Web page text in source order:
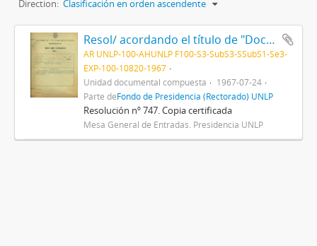
Direction: Clasificación en orden ascendente
Resol/ acordando el título de "Doctor Honoris Causa" al Dr. Albert Sabin, y disponiendo que el acto de entrega del mismo se efectúe el día 28 del actual, en esta Presidencia 1967
AR UNLP-100-AHUNLP F100-S3-SubS3-SSubS1-Se3-
EXP-100-10820-1967
Unidad documental compuesta
1967-07-24
Parte deFondo de Presidencia (Rectorado) UNLP
Resolución nº 747. Copia certificada
Mesa General de Entradas. Presidencia UNLP